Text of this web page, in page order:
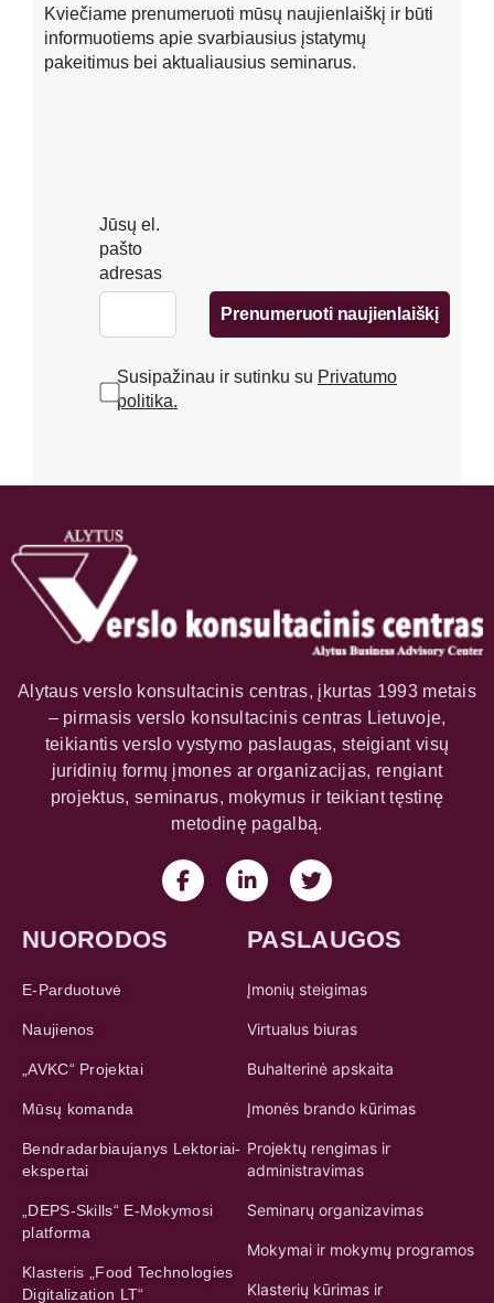
Kviečiame prenumeruoti mūsų naujienlaiškį ir būti
informuotiems apie svarbiausius įstatymų
pakeitimus bei aktualiausius seminarus.
Jūsų el.
pašto
adresas
Prenumeruoti naujienlaiškį
Susipažinau ir sutinku su Privatumo
politika.
Alytaus verslo konsultacinis centras, įkurtas 1993 metais
– pirmasis verslo konsultacinis centras Lietuvoje,
teikiantis verslo vystymo paslaugas, steigiant visų
juridinių formų įmones ar organizacijas, rengiant
projektus, seminarus, mokymus ir teikiant tęstinę
metodinę pagalbą.
NUORODOS
E-Parduotuvė
Naujienos
„AVKC“ Projektai
Mūsų komanda
Bendradarbiaujanys Lektoriai-
ekspertai
„DEPS-Skills“ E-Mokymosi
platforma
Klasteris „Food Technologies
Digitalization LT“
PASLAUGOS
Įmonių steigimas
Virtualus biuras
Buhalterinė apskaita
Įmonės brando kūrimas
Projektų rengimas ir
administravimas
Seminarų organizavimas
Mokymai ir mokymų programos
Klasterių kūrimas ir